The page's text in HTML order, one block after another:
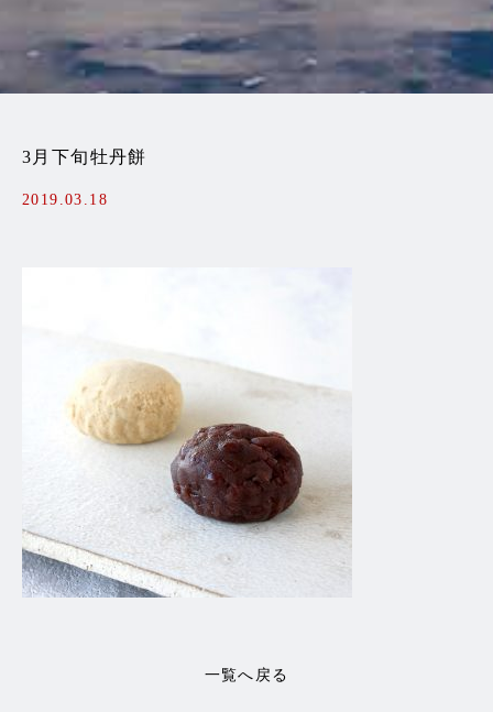
3月下旬牡丹餅
2019.03.18
一覧へ戻る